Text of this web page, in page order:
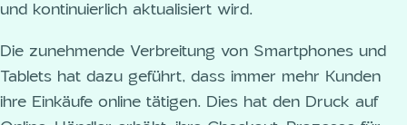
und kontinuierlich aktualisiert wird.
Die zunehmende Verbreitung von Smartphones und
Tablets hat dazu geführt, dass immer mehr Kunden
ihre Einkäufe online tätigen. Dies hat den Druck auf